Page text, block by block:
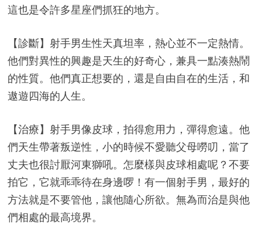
這也是令許多星座們抓狂的地方。
【診斷】射手男生性天真坦率，熱心並不一定熱情。
他們對異性的興趣是天生的好奇心，兼具一點湊熱鬧
的性質。他們真正想要的，還是自由自在的生活，和
遨遊四海的人生。
【治療】射手男像皮球，拍得愈用力，彈得愈遠。他
們天生帶著叛逆性，小的時候不愛聽父母嘮叨，當了
丈夫也很討厭河東獅吼。怎麼樣與皮球相處呢？不要
拍它，它就乖乖待在身邊啰！有一個射手男，最好的
方法就是不要管他，讓他隨心所欲。無為而治是與他
們相處的最高境界。